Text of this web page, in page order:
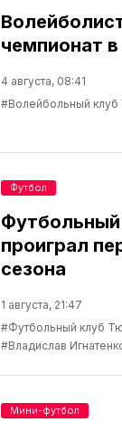
чемпионат
4 августа, 08:41
#Волейбольный
проиграл
сезона
1 августа, 21:47
#Футбольный клуб
#Владислав
Футбол
Мини-футбол